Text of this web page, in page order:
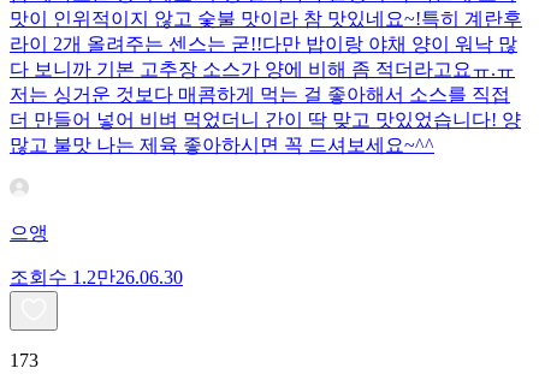
맛이 인위적이지 않고 숯불 맛이라 참 맛있네요~!특히 계란후
라이 2개 올려주는 센스는 굳!! ​다만 밥이랑 야채 양이 워낙 많
다 보니까 기본 고추장 소스가 양에 비해 좀 적더라고요ㅠ.ㅠ
저는 싱거운 것보다 매콤하게 먹는 걸 좋아해서 소스를 직접
더 만들어 넣어 비벼 먹었더니 간이 딱 맞고 맛있었습니다! 양
많고 불맛 나는 제육 좋아하시면 꼭 드셔보세요~^^
으앵
조회수 1.2만26.06.30
173